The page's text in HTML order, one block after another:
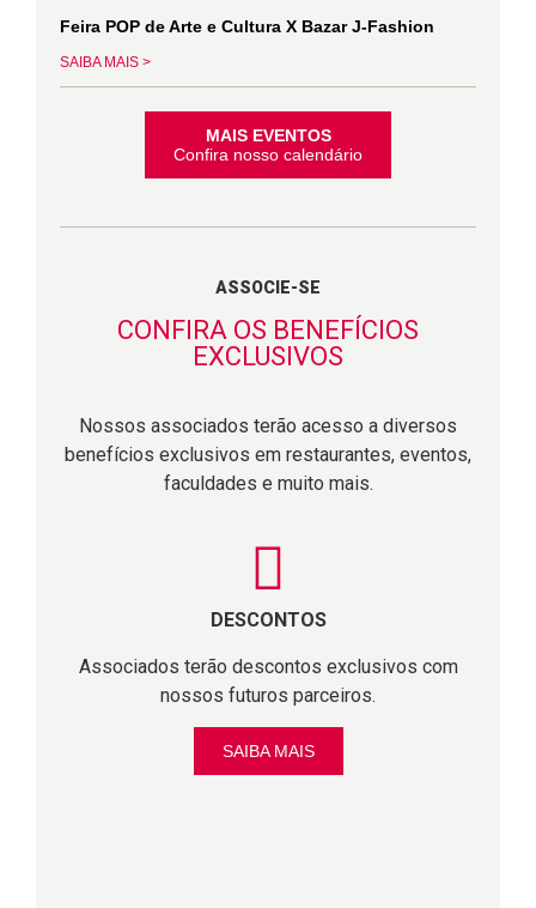
Feira POP de Arte e Cultura X Bazar J-Fashion
SAIBA MAIS >
MAIS EVENTOS
Confira nosso calendário
ASSOCIE-SE
CONFIRA OS BENEFÍCIOS
EXCLUSIVOS
Nossos associados terão acesso a diversos
benefícios exclusivos em restaurantes, eventos,
faculdades e muito mais.
DESCONTOS
Associados terão descontos exclusivos com
nossos futuros parceiros.
SAIBA MAIS